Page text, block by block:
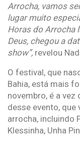
Arrocha, vamos
lugar muito
Horas do Arrocha
Deus, chegou a
show”, revelou
O festival, que
Bahia, está mais
novembro, é a
desse evento,
arrocha, incluindo
Klessinha, Unha